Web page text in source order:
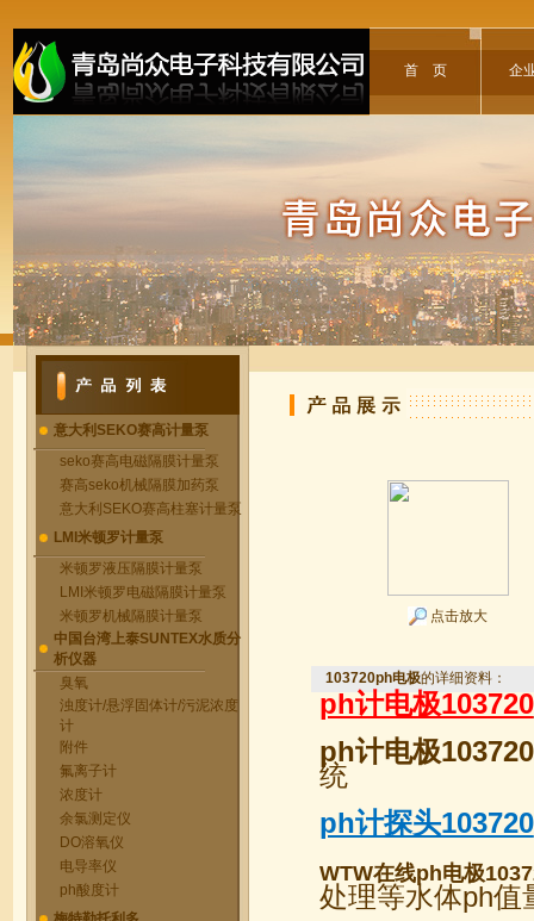
首 页 企
意大利SEKO赛高计量泵
seko赛高电磁隔膜计量泵
赛高seko机械隔膜加药泵
意大利SEKO赛高柱塞计量泵
LMI米顿罗计量泵
米顿罗液压隔膜计量泵
LMI米顿罗电磁隔膜计量泵
米顿罗机械隔膜计量泵
中国台湾上泰SUNTEX水质分
析仪器
臭氧
浊度计/悬浮固体计/污泥浓度
计
附件
氟离子计
浓度计
余氯测定仪
DO溶氧仪
电导率仪
ph酸度计
点击放大
103720ph电极的详细资料：
ph计电极103720
ph计电极103720
统
ph计探头103720
WTW在线ph电极
处理等水体ph值